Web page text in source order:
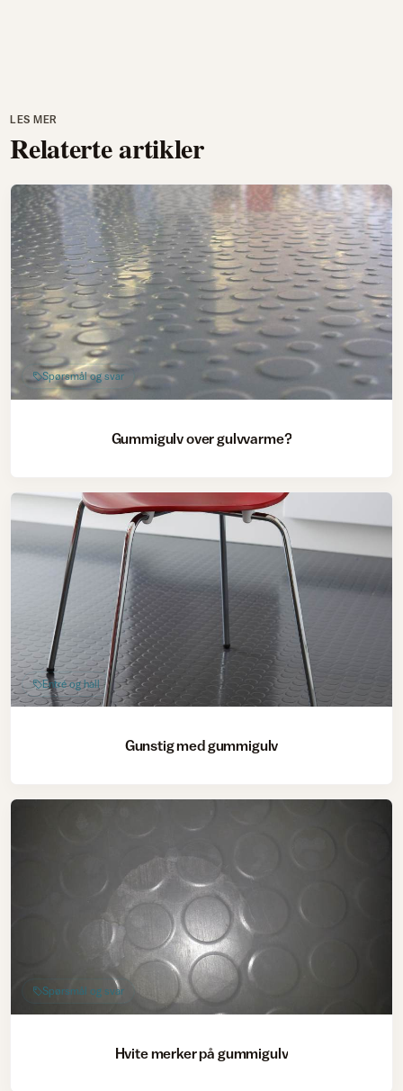
LES MER
Relaterte artikler
Spørsmål og svar
Gummigulv over gulvvarme?
Entré og hall
Gunstig med gummigulv
Spørsmål og svar
Hvite merker på gummigulv